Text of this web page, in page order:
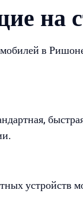
на
в
устройств